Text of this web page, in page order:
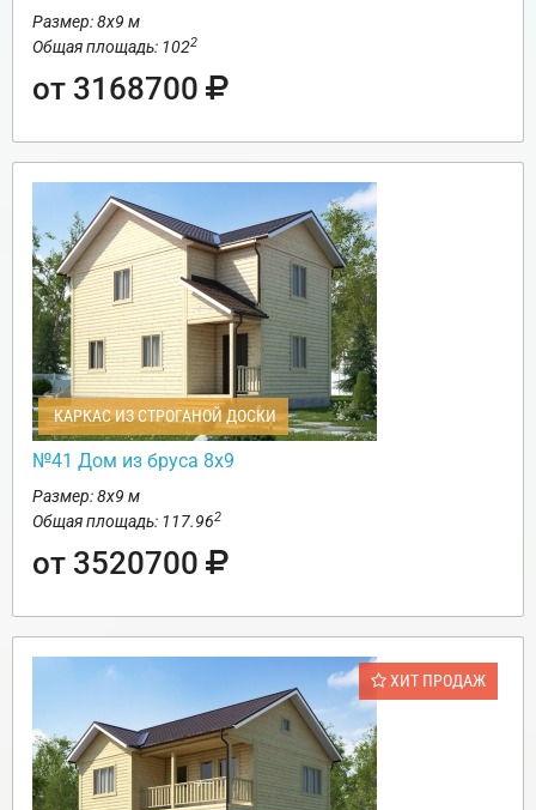
Размер: 8х9 м
Общая площадь: 1022
от 3168700
КАРКАС ИЗ СТРОГАНОЙ ДОСКИ
№41 Дом из бруса 8х9
Размер: 8х9 м
Общая площадь: 117.962
от 3520700
ХИТ ПРОДАЖ